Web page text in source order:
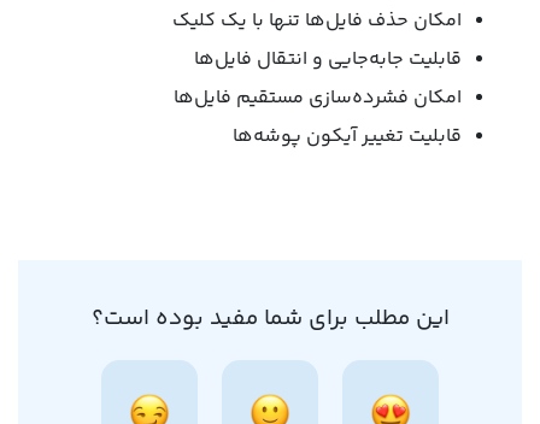
امکان حذف فایل‌ها تنها با یک کلیک
قابلیت جابه‌جایی و انتقال فایل‌ها
امکان فشرده‌سازی مستقیم فایل‌ها
قابلیت تغییر آیکون پوشه‌ها
این مطلب برای شما مفید بوده است؟